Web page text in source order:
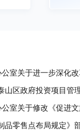
区政府投资项目管
品零售点布局规定》